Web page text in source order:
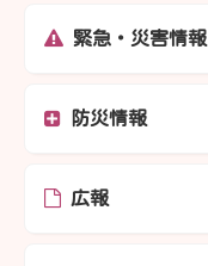
緊急・災害情報
防災情報
広報